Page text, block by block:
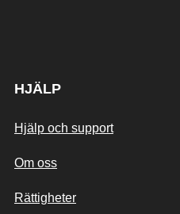
HJÄLP
Hjälp och support
Om oss
Rättigheter